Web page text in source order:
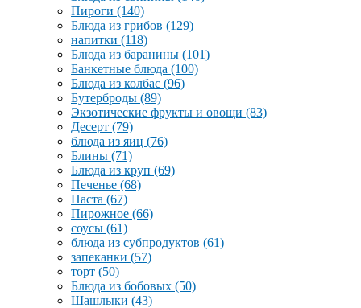
Пироги (140)
Блюда из грибов (129)
напитки (118)
Блюда из баранины (101)
Банкетные блюда (100)
Блюда из колбас (96)
Бутерброды (89)
Экзотические фрукты и овощи (83)
Десерт (79)
блюда из яиц (76)
Блины (71)
Блюда из круп (69)
Печенье (68)
Паста (67)
Пирожное (66)
соусы (61)
блюда из субпродуктов (61)
запеканки (57)
торт (50)
Блюда из бобовых (50)
Шашлыки (43)